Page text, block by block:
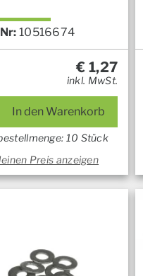
10516674
€ 1,27
inkl. MwSt.
In den Warenkorb
10 Stück
Preis anzeigen